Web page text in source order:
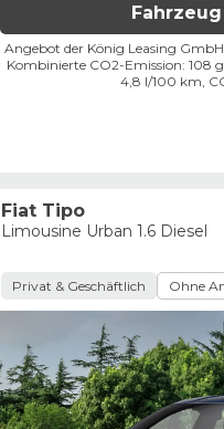
Angebot der König Leasing
Kombinierte CO2-Emission: 108
4,8 l/100 km,
Fiat Tipo
Limousine Urban 1.6 Diesel
Privat & Geschäftlich Ohne